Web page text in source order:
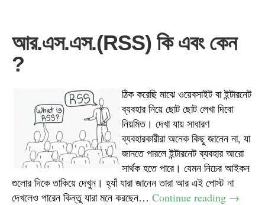
আর.এস.এস.(RSS) কি এবং কেন
?
ঠিক করেছি মাঝে ওয়েবসাইট বা ইন্টারনেট
ব্যবহার নিয়ে ছোট ছোট লেখা দিবো
নিয়মিত। দেখা যায় সাধারণ
ব্যবহারকারীরা অনেক কিছু জানেন না, যা
জানতে পারলে ইন্টারনেট ব্যবহার আরো
সার্থক হতে পারে। যেমন নিচের আইকন
গুলোর দিকে তাকিয়ে দেখুন। হ্যাঁ যারা জানেন তারা আর এই পোস্ট না
দেখলেও পারেন কিন্তু যারা মনে করছেন… Continue reading →